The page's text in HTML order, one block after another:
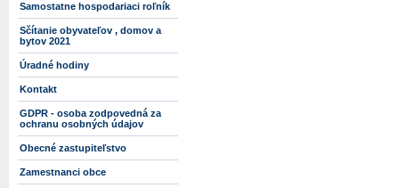
Samostatne hospodariaci roľník
Sčítanie obyvateľov , domov a
bytov 2021
Úradné hodiny
Kontakt
GDPR - osoba zodpovedná za
ochranu osobných údajov
Obecné zastupiteľstvo
Zamestnanci obce